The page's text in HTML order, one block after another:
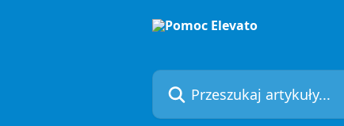
Przeszukaj artykuły...